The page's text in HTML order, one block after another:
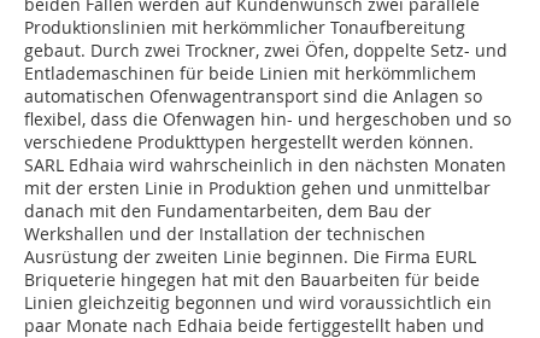
beiden Fällen werden auf Kundenwunsch zwei parallele
Produktionslinien mit herkömmlicher Tonaufbereitung
gebaut. Durch zwei Trockner, zwei Öfen, doppelte Setz- und
Entlademaschinen für beide Linien mit herkömmlichem
automatischen Ofenwagentransport sind die Anlagen so
flexibel, dass die Ofenwagen hin- und hergeschoben und so
verschiedene Produkttypen hergestellt werden können.
SARL Edhaia wird wahrscheinlich in den nächsten Monaten
mit der ersten Linie in Produktion gehen und unmittelbar
danach mit den Fundamentarbeiten, dem Bau der
Werkshallen und der Installation der technischen
Ausrüstung der zweiten Linie beginnen. Die Firma EURL
Briqueterie hingegen hat mit den Bauarbeiten für beide
Linien gleichzeitig begonnen und wird voraussichtlich ein
paar Monate nach Edhaia beide fertiggestellt haben und